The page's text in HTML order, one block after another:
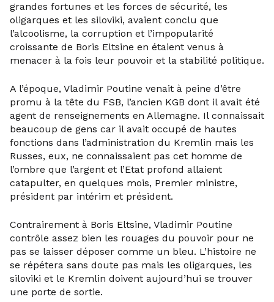
grandes fortunes et les forces de sécurité, les
oligarques et les siloviki, avaient conclu que
l’alcoolisme, la corruption et l’impopularité
croissante de Boris Eltsine en étaient venus à
menacer à la fois leur pouvoir et la stabilité politique.
A l’époque, Vladimir Poutine venait à peine d’être
promu à la tête du FSB, l’ancien KGB dont il avait été
agent de renseignements en Allemagne. Il connaissait
beaucoup de gens car il avait occupé de hautes
fonctions dans l’administration du Kremlin mais les
Russes, eux, ne connaissaient pas cet homme de
l’ombre que l’argent et l’Etat profond allaient
catapulter, en quelques mois, Premier ministre,
président par intérim et président.
Contrairement à Boris Eltsine, Vladimir Poutine
contrôle assez bien les rouages du pouvoir pour ne
pas se laisser déposer comme un bleu. L’histoire ne
se répétera sans doute pas mais les oligarques, les
siloviki et le Kremlin doivent aujourd’hui se trouver
une porte de sortie.